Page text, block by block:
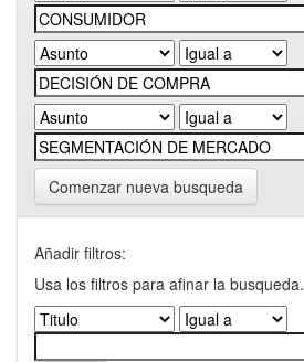
Comenzar nueva busqueda
Añadir filtros:
Usa los filtros para afinar la busqueda.